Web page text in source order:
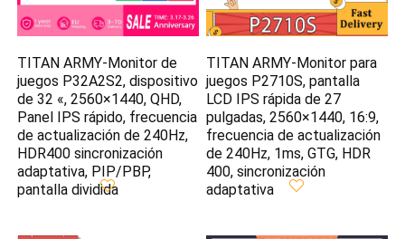
TITAN ARMY-Monitor de
juegos P32A2S2, dispositivo
de 32 «, 2560×1440, QHD,
Panel IPS rápido, frecuencia
de actualización de 240Hz,
HDR400 sincronización
adaptativa, PIP/PBP,
pantalla dividida
TITAN ARMY-Monitor para
juegos P2710S, pantalla
LCD IPS rápida de 27
pulgadas, 2560×1440, 16:9,
frecuencia de actualización
de 240Hz, 1ms, GTG, HDR
400, sincronización
adaptativa